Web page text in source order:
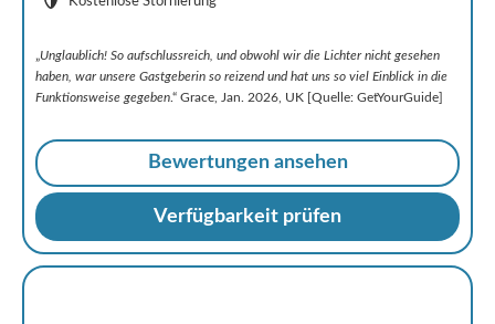
„Unglaublich! So aufschlussreich, und obwohl wir die Lichter nicht gesehen
haben, war unsere Gastgeberin so reizend und hat uns so viel Einblick in die
Funktionsweise gegeben.“ Grace, Jan. 2026, UK [Quelle: GetYourGuide]
Bewertungen ansehen
Verfügbarkeit prüfen